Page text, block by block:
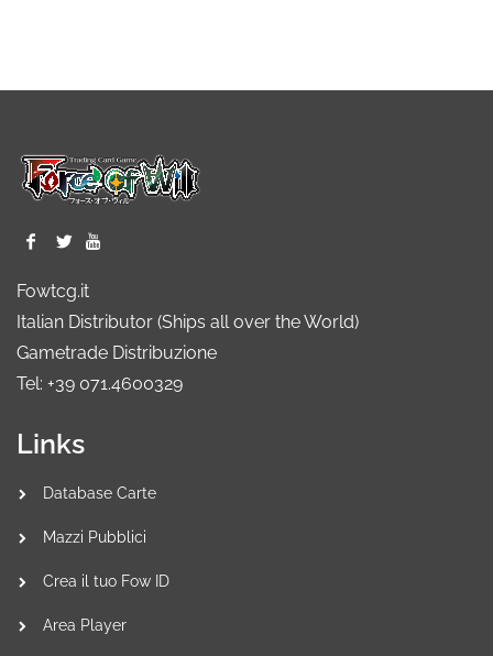
Fowtcg.it
Italian Distributor (Ships all over the World)
Gametrade Distribuzione
Tel: +39 071.4600329
Links
Database Carte
Mazzi Pubblici
Crea il tuo Fow ID
Area Player